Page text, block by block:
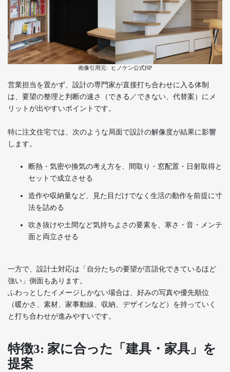
画像引用元: ヒノケン公式HP
営業担当を置かず、設計の専門家が直接打ち合わせに入る体制
は、要望の整理と判断の速さ（できる／できない、代替案）にメ
リットが出やすいポイントです。
特に注文住宅では、次のような局面で設計の解像度が結果に影響
します。
断熱・気密や換気の考え方を、間取り・窓配置・日射取得と
セットで成立させる
造作や収納量など、見た目だけでなく生活の動作を前提に寸
法を詰める
吹き抜けや土間など気持ちよさの要素を、寒さ・音・メンテ
面と両立させる
一方で、設計士対応は「自分たちの要望が言語化できているほど
強い」側面もあります。
ふわっとしたイメージしかない場合は、好みの写真や優先順位
（暖かさ、素材、家事動線、収納、デザインなど）を持っていく
と打ち合わせが進みやすいです。
特徴3: 家に合った「建具・家具」を
提案